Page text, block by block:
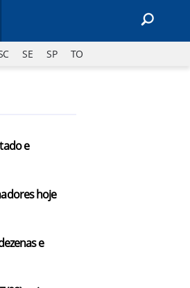
SE SP TO
e
hoje
e